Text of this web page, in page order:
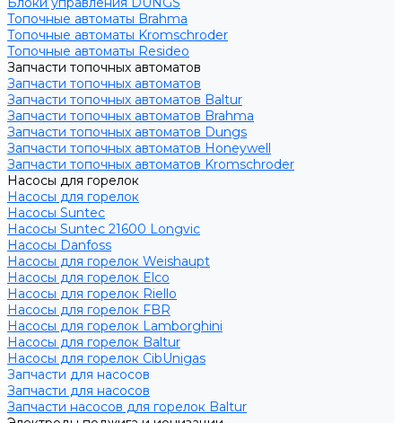
Топочные автоматы Brahma
Топочные автоматы Kromschroder
Топочные автоматы Resideo
Запчасти топочных автоматов
Запчасти топочных автоматов
Запчасти топочных автоматов Baltur
Запчасти топочных автоматов Brahma
Запчасти топочных автоматов Dungs
Запчасти топочных автоматов Honeywell
Запчасти топочных автоматов Kromschroder
Насосы для горелок
Насосы для горелок
Насосы Suntec
Насосы Suntec 21600 Longvic
Насосы Danfoss
Насосы для горелок Weishaupt
Насосы для горелок Elco
Насосы для горелок Riello
Насосы для горелок FBR
Насосы для горелок Lamborghini
Насосы для горелок Baltur
Насосы для горелок CibUnigas
Запчасти для насосов
Запчасти для насосов
Запчасти насосов для горелок Baltur